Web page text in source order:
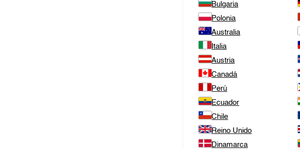
Bulgaria
Polonia
Australia
Italia
Austria
Canadá
Perú
Ecuador
Chile
Reino Unido
Dinamarca